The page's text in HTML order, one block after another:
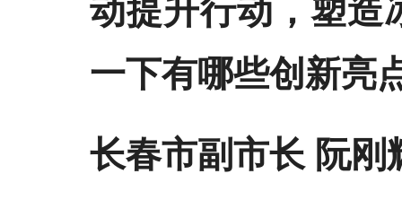
动提升行动，塑造
一下有哪些创新亮
长春市副市长 阮刚